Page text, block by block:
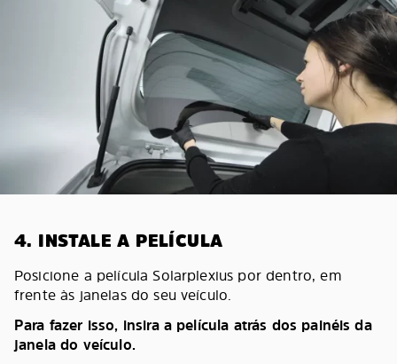
4. INSTALE A PELÍCULA
Posicione a película Solarplexius por dentro, em
frente às janelas do seu veículo.
Para fazer isso, insira a película atrás dos painéis da
janela do veículo.